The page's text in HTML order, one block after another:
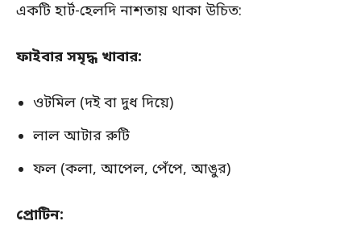
একটি হার্ট-হেলদি নাশতায় থাকা উচিত:
ফাইবার সমৃদ্ধ খাবার:
ওটমিল (দই বা দুধ দিয়ে)
লাল আটার রুটি
ফল (কলা, আপেল, পেঁপে, আঙুর)
প্রোটিন: